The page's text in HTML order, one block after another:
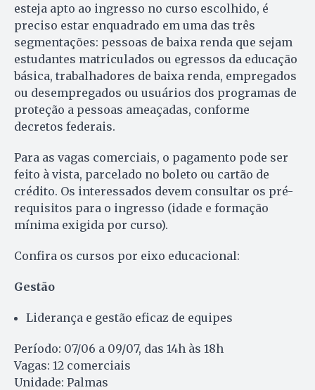
esteja apto ao ingresso no curso escolhido, é
preciso estar enquadrado em uma das três
segmentações: pessoas de baixa renda que sejam
estudantes matriculados ou egressos da educação
básica, trabalhadores de baixa renda, empregados
ou desempregados ou usuários dos programas de
proteção a pessoas ameaçadas, conforme
decretos federais.
Para as vagas comerciais, o pagamento pode ser
feito à vista, parcelado no boleto ou cartão de
crédito. Os interessados devem consultar os pré-
requisitos para o ingresso (idade e formação
mínima exigida por curso).
Confira os cursos por eixo educacional:
Gestão
Liderança e gestão eficaz de equipes
Período: 07/06 a 09/07, das 14h às 18h
Vagas: 12 comerciais
Unidade: Palmas